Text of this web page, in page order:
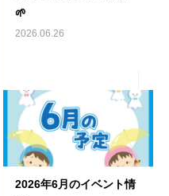
🌱
2026.06.26
2026年6月のイベント情